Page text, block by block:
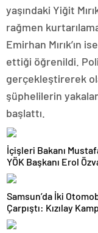
yaşındaki Yiğit
rağmen
Emirhan Mırık’ın
ettiği öğrenildi.
gerçekleştirerek
şüphelilerin
başlattı.
İçişleri Bakanı
YÖK Başkanı Erol
Ziyaret Etti
Samsun’da İki
Çarpıştı: Kızılay
Alanına Savrulan
Kişi Yaralandı